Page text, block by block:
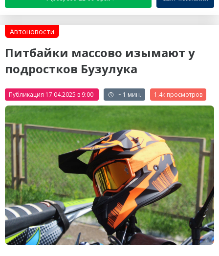
Автоновости
Питбайки массово изымают у
подростков Бузулука
Публикация 17.04.2025 в 9:00 ~ 1 мин. 1.4к